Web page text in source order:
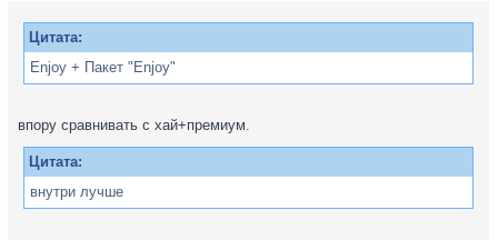
Цитата:
Enjoy + Пакет "Enjoy"
впору сравнивать с хай+премиум.
Цитата:
внутри лучше